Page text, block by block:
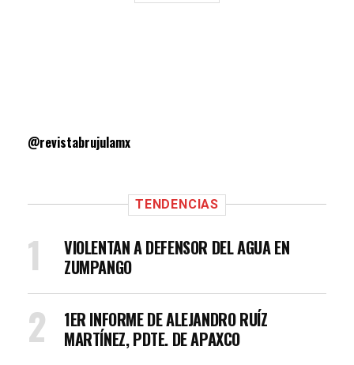
@revistabrujulamx
TENDENCIAS
VIOLENTAN A DEFENSOR DEL AGUA EN
ZUMPANGO
1ER INFORME DE ALEJANDRO RUÍZ
MARTÍNEZ, PDTE. DE APAXCO